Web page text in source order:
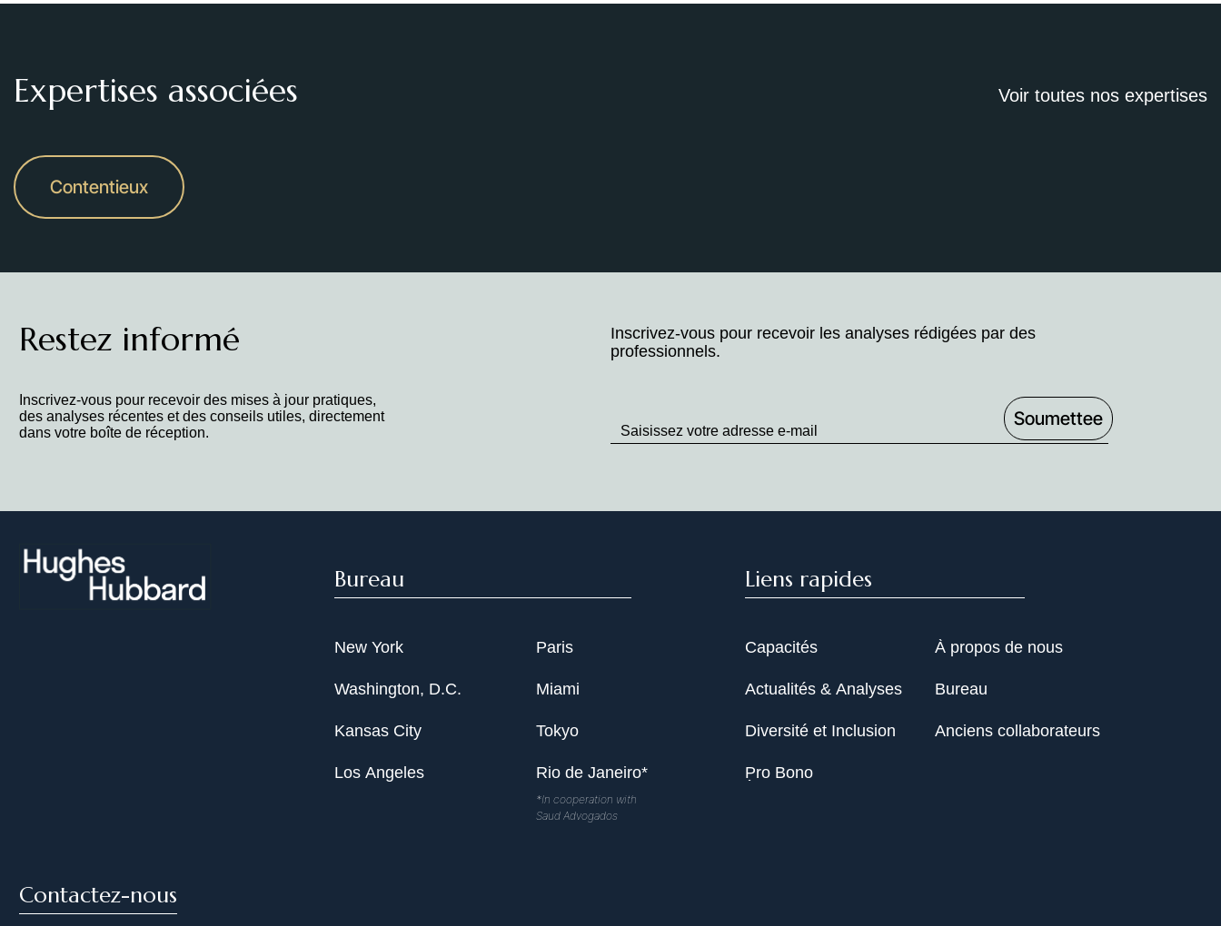
Expertises associées Voir toutes nos expertises
Contentieux
Restez informé
Inscrivez-vous pour recevoir des mises à jour pratiques,
des analyses récentes et des conseils utiles, directement
dans votre boîte de réception.
Inscrivez-vous pour recevoir les analyses rédigées par des
professionnels.
to
Bureau
New York
Washington, D.C.
Kansas City
Los Angeles
Paris
Miami
Tokyo
Rio de Janeiro*
*In cooperation with
Saud Advogados
Liens rapides
Capacités
Actualités & Analyses
Diversité et Inclusion
Pro Bono
À propos de nous
Bureau
Anciens collaborateurs
Contactez-nous